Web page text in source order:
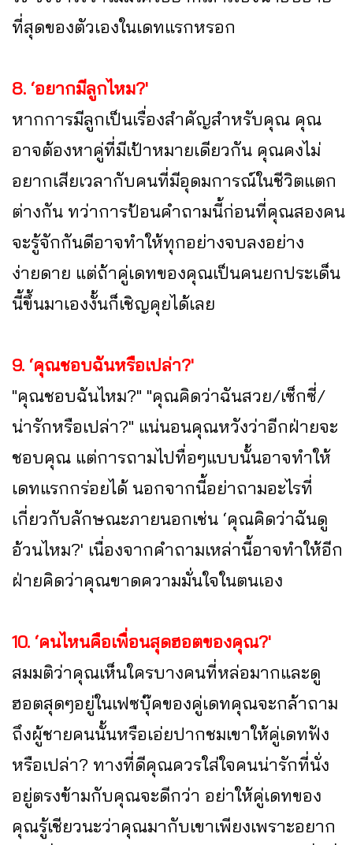
ที่สุดของตัวเองในเดทแรกหรอก
8. ‘อยากมีลูกไหม?'
หากการมีลูกเป็นเรื่องสำคัญสำหรับคุณ คุณ
อาจต้องหาคู่ที่มีเป้าหมายเดียวกัน คุณคงไม่
อยากเสียเวลากับคนที่มีอุดมการณ์ในชีวิตแตก
ต่างกัน ทว่าการป้อนคำถามนี้ก่อนที่คุณสองคน
จะรู้จักกันดีอาจทำให้ทุกอย่างจบลงอย่าง
ง่ายดาย แต่ถ้าคู่เดทของคุณเป็นคนยกประเด็น
นี้ขึ้นมาเองงั้นก็เชิญคุยได้เลย
9. ‘คุณชอบฉันหรือเปล่า?'
"คุณชอบฉันไหม?" "คุณคิดว่าฉันสวย/เซ็กซี่/
น่ารักหรือเปล่า?" แน่นอนคุณหวังว่าอีกฝ่ายจะ
ชอบคุณ แต่การถามไปทื่อๆแบบนั้นอาจทำให้
เดทแรกกร่อยได้ นอกจากนี้อย่าถามอะไรที่
เกี่ยวกับลักษณะภายนอกเช่น ‘คุณคิดว่าฉันดู
อ้วนไหม?' เนื่องจากคำถามเหล่านี้อาจทำให้อีก
ฝ่ายคิดว่าคุณขาดความมั่นใจในตนเอง
10. ‘คนไหนคือเพื่อนสุดฮอตของคุณ?'
สมมติว่าคุณเห็นใครบางคนที่หล่อมากและดู
ฮอตสุดๆอยู่ในเฟซบุ๊คของคู่เดทคุณจะกล้าถาม
ถึงผู้ชายคนนั้นหรือเอ่ยปากชมเขาให้คู่เดทฟัง
หรือเปล่า? ทางที่ดีคุณควรใส่ใจคนน่ารักที่นั่ง
อยู่ตรงข้ามกับคุณจะดีกว่า อย่าให้คู่เดทของ
คุณรู้เชียวนะว่าคุณมากับเขาเพียงเพราะอยาก